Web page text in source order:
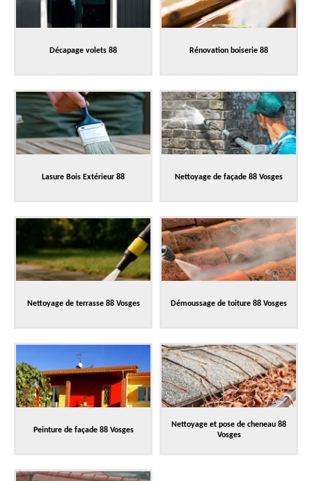
Décapage volets 88 Rénovation boiserie 88
Lasure Bois Extérieur 88 Nettoyage de façade 88 Vosges
Nettoyage de terrasse 88 Vosges Démoussage de toiture 88 Vosges
Peinture de façade 88 Vosges
Nettoyage et pose de cheneau 88
Vosges